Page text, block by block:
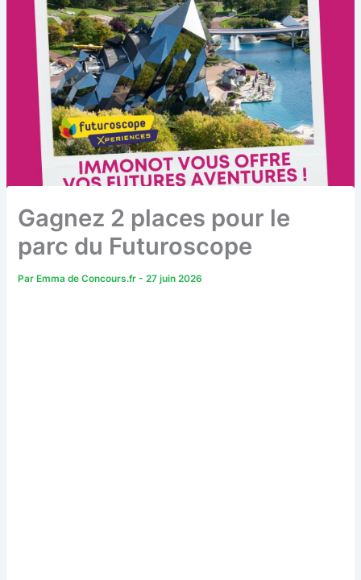
Gagnez 2 places pour le
parc du Futuroscope
ParEmma de Concours.fr-27 juin 2026